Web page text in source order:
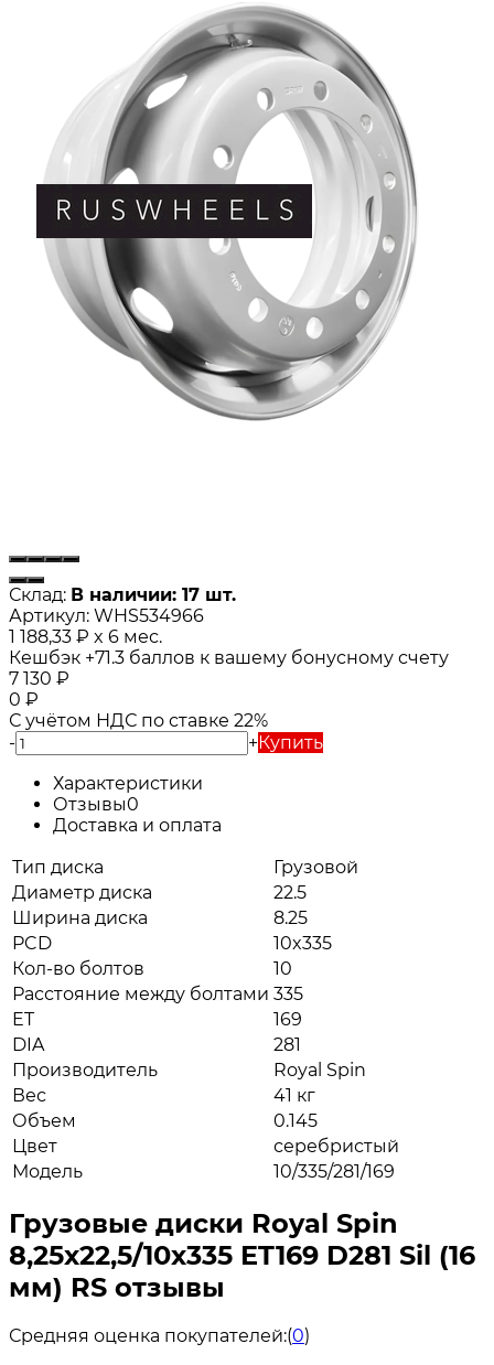
Склад: В наличии: 17 шт.
Артикул: WHS534966
1 188,33 ₽ x 6 мес.
Кешбэк +71.3 баллов к вашему бонусному счету
7 130 ₽
0 ₽
С учётом НДС по ставке 22%
-
+Купить
Характеристики
Отзывы0
Доставка и оплата
Тип диска
Грузовой
Диаметр диска
22.5
Ширина диска
8.25
PCD
10x335
Кол-во болтов
10
Расстояние между болтами 335
ET
169
DIA
281
Производитель
Royal Spin
Вес
41 кг
Объем
0.145
Цвет
серебристый
Модель
10/335/281/169
Грузовые диски Royal Spin
8,25x22,5/10x335 ET169 D281 Sil (16
мм) RS отзывы
Средняя оценка покупателей:(0)